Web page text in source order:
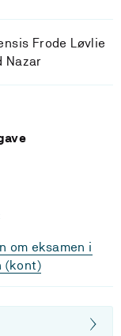
Frode Løvlie
Nazar
om eksamen i
(kont)